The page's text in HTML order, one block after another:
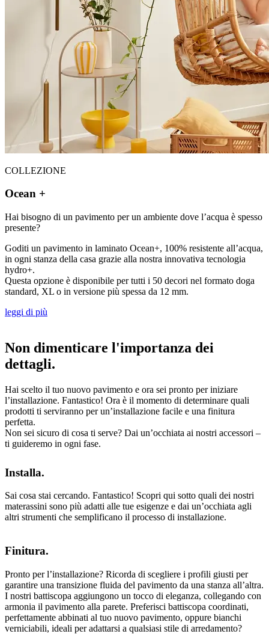
COLLEZIONE
Ocean +
Hai bisogno di un pavimento per un ambiente dove l’acqua è spesso
presente?
Goditi un pavimento in laminato Ocean+, 100% resistente all’acqua,
in ogni stanza della casa grazie alla nostra innovativa tecnologia
hydro+.
Questa opzione è disponibile per tutti i 50 decori nel formato doga
standard, XL o in versione più spessa da 12 mm.
leggi di più
Non dimenticare l'importanza dei
dettagli.
Hai scelto il tuo nuovo pavimento e ora sei pronto per iniziare
l’installazione. Fantastico! Ora è il momento di determinare quali
prodotti ti serviranno per un’installazione facile e una finitura
perfetta.
Non sei sicuro di cosa ti serve? Dai un’occhiata ai nostri accessori –
ti guideremo in ogni fase.
Installa.
Sai cosa stai cercando. Fantastico! Scopri qui sotto quali dei nostri
materassini sono più adatti alle tue esigenze e dai un’occhiata agli
altri strumenti che semplificano il processo di installazione.
Finitura.
Pronto per l’installazione? Ricorda di scegliere i profili giusti per
garantire una transizione fluida del pavimento da una stanza all’altra.
I nostri battiscopa aggiungono un tocco di eleganza, collegando con
armonia il pavimento alla parete. Preferisci battiscopa coordinati,
perfettamente abbinati al tuo nuovo pavimento, oppure bianchi
verniciabili, ideali per adattarsi a qualsiasi stile di arredamento?